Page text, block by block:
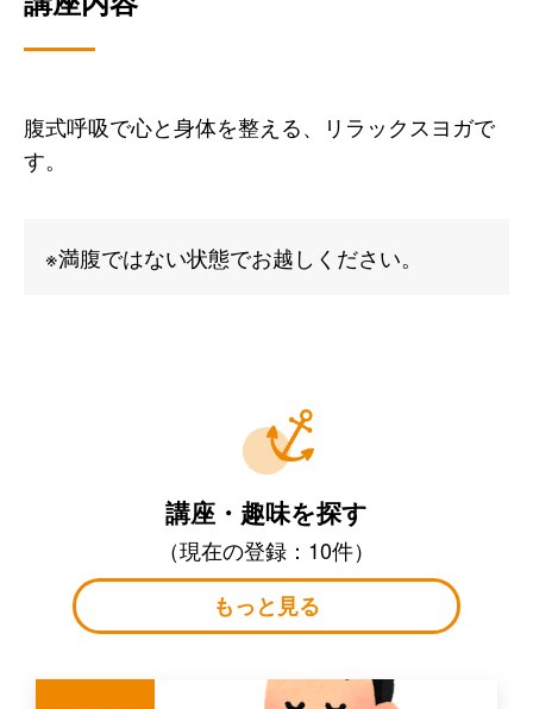
腹式呼吸で心と身体を整える、リラックスヨガで
す。
※満腹ではない状態でお越しください。
講座・趣味を探す
（現在の登録：10件）
もっと見る